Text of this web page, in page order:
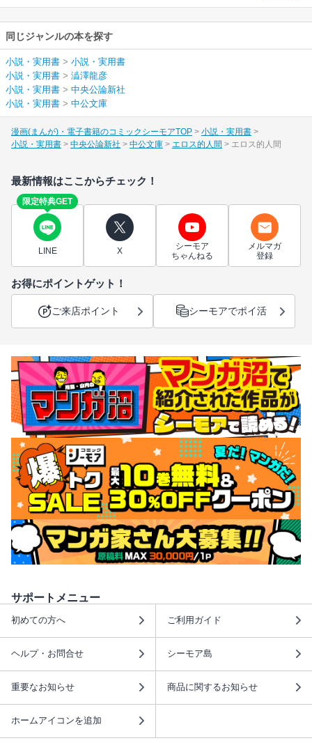
同じジャンルの本を探す
小説・実用書 > 小説・実用書
小説・実用書 > 澁澤龍彦
小説・実用書 > 中央公論新社
小説・実用書 > 中公文庫
漫画(まんが)・電子書籍のコミックシーモアTOP
小説・実用書
小説・実用書
中央公論新社 中公文庫 エロス的人間 エロス的人間
最新情報はここからチェック！
限定特典GET
LINE X
シーモア
ちゃんねる
メルマガ
登録
お得にポイントゲット！
ご来店ポイント シーモアでポイ活
サポートメニュー
初めての方へ ご利用ガイド
ヘルプ・お問合せ シーモア島
重要なお知らせ 商品に関するお知らせ
ホームアイコンを追加